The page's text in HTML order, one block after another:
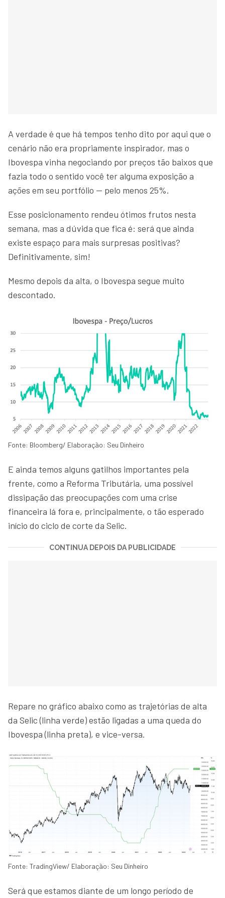
A verdade é que há tempos tenho dito por aqui que o
cenário não era propriamente inspirador, mas o
Ibovespa vinha negociando por preços tão baixos que
fazia todo o sentido você ter alguma exposição a
ações em seu portfólio — pelo menos 25%.
Esse posicionamento rendeu ótimos frutos nesta
semana, mas a dúvida que fica é: será que ainda
existe espaço para mais surpresas positivas?
Definitivamente, sim!
Mesmo depois da alta, o Ibovespa segue muito
descontado.
Fonte: Bloomberg/ Elaboração: Seu Dinheiro
E ainda temos alguns gatilhos importantes pela
frente, como a Reforma Tributária, uma possível
dissipação das preocupações com uma crise
financeira lá fora e, principalmente, o tão esperado
início do ciclo de corte da Selic.
CONTINUA DEPOIS DA PUBLICIDADE
Repare no gráfico abaixo como as trajetórias de alta
da Selic (linha verde) estão ligadas a uma queda do
Ibovespa (linha preta), e vice-versa.
Fonte: TradingView/ Elaboração: Seu Dinheiro
Será que estamos diante de um longo período de